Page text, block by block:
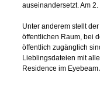
auseinandersetzt. Am
Unter anderem stellt
öffentlichen Raum, bei
öffentlich zugänglich
Lieblingsdateien mit
Residence im